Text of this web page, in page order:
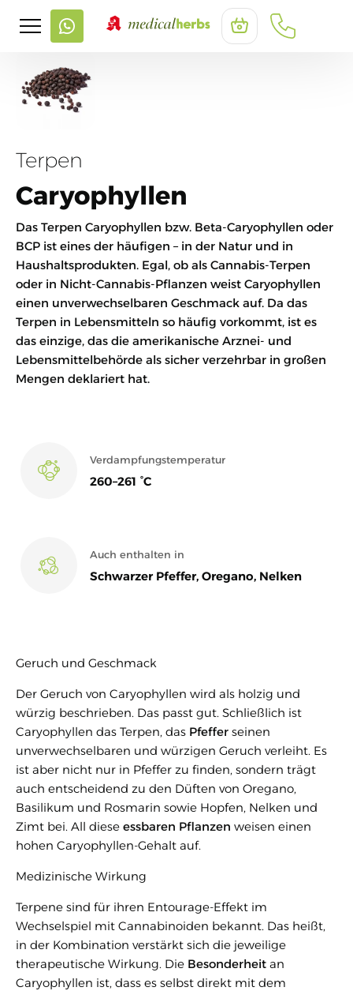
Terpen
Caryophyllen
Das Terpen Caryophyllen bzw. Beta-Caryophyllen oder
BCP ist eines der häufigen – in der Natur und in
Haushaltsprodukten. Egal, ob als Cannabis-Terpen
oder in Nicht-Cannabis-Pflanzen weist Caryophyllen
einen unverwechselbaren Geschmack auf. Da das
Terpen in Lebensmitteln so häufig vorkommt, ist es
das einzige, das die amerikanische Arznei- und
Lebensmittelbehörde als sicher verzehrbar in großen
Mengen deklariert hat.
Verdampfungstemperatur
260–261 °C
Auch enthalten in
Schwarzer Pfeffer, Oregano, Nelken
Geruch und Geschmack
Der Geruch von Caryophyllen wird als holzig und
würzig beschrieben. Das passt gut. Schließlich ist
Caryophyllen das Terpen, das Pfeffer seinen
unverwechselbaren und würzigen Geruch verleiht. Es
ist aber nicht nur in Pfeffer zu finden, sondern trägt
auch entscheidend zu den Düften von Oregano,
Basilikum und Rosmarin sowie Hopfen, Nelken und
Zimt bei. All diese essbaren Pflanzen weisen einen
hohen Caryophyllen-Gehalt auf.
Medizinische Wirkung
Terpene sind für ihren Entourage-Effekt im
Wechselspiel mit Cannabinoiden bekannt. Das heißt,
in der Kombination verstärkt sich die jeweilige
therapeutische Wirkung. Die Besonderheit an
Caryophyllen ist, dass es selbst direkt mit dem